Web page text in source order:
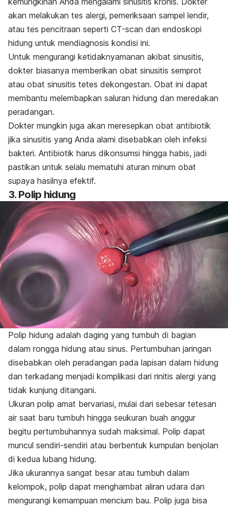
akan melakukan tes alergi, pemeriksaan sampel lendir,
atau tes pencitraan seperti CT-scan dan endoskopi
hidung untuk mendiagnosis kondisi ini.
Untuk mengurangi ketidaknyamanan akibat sinusitis,
dokter biasanya memberikan obat sinusitis semprot
atau obat sinusitis tetes dekongestan. Obat ini dapat
membantu melembapkan saluran hidung dan meredakan
peradangan.
Dokter mungkin juga akan meresepkan obat antibiotik
jika sinusitis yang Anda alami disebabkan oleh infeksi
bakteri. Antibiotik harus dikonsumsi hingga habis, jadi
pastikan untuk selalu mematuhi aturan minum obat
supaya hasilnya efektif.
3. Polip hidung
Polip hidung adalah daging yang tumbuh di bagian
dalam rongga hidung atau sinus. Pertumbuhan jaringan
disebabkan oleh peradangan pada lapisan dalam hidung
dan terkadang menjadi komplikasi dari rinitis alergi yang
tidak kunjung ditangani.
Ukuran polip amat bervariasi, mulai dari sebesar tetesan
air saat baru tumbuh hingga seukuran buah anggur
begitu pertumbuhannya sudah maksimal. Polip dapat
muncul sendiri-sendiri atau berbentuk kumpulan benjolan
di kedua lubang hidung.
Jika ukurannya sangat besar atau tumbuh dalam
kelompok, polip dapat menghambat aliran udara dan
mengurangi kemampuan mencium bau. Polip juga bisa